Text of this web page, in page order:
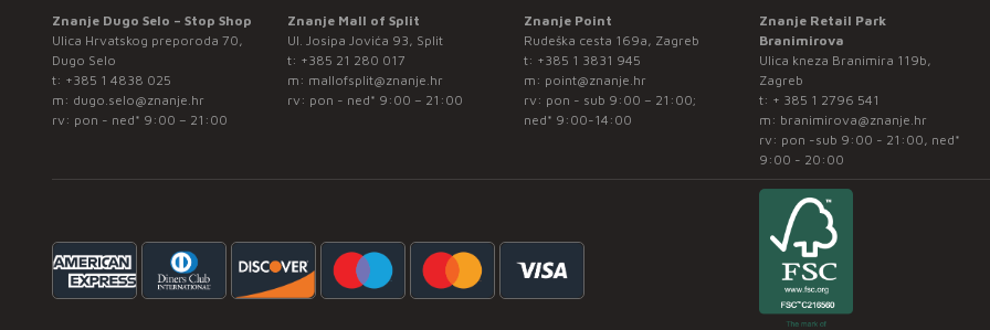
Znanje Dugo Selo – Stop Shop
Ulica Hrvatskog preporoda 70,
Dugo Selo
t: +385 1 4838 025
m: dugo.selo@znanje.hr
rv: pon - ned* 9:00 – 21:00
Znanje Mall of Split
Ul. Josipa Jovića 93, Split
t: +385 21 280 017
m: mallofsplit@znanje.hr
rv: pon - ned* 9:00 – 21:00
Znanje Point
Rudeška cesta 169a, Zagreb
t: +385 1 3831 945
m: point@znanje.hr
rv: pon - sub 9:00 – 21:00;
ned* 9:00-14:00
Znanje Retail Park
Branimirova
Ulica kneza Branimira 119b,
Zagreb
t: + 385 1 2796 541
m: branimirova@znanje.hr
rv: pon -sub 9:00 - 21:00, ned*
9:00 - 20:00